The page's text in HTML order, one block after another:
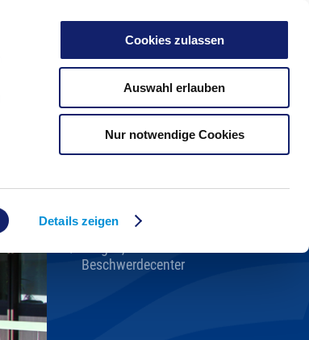
Details zeigen
Cookies zulassen
Auswahl erlauben
Nur notwendige Cookies
Kreisverwaltung A-Z
Karriere beim Kreis
Beschwerdecenter